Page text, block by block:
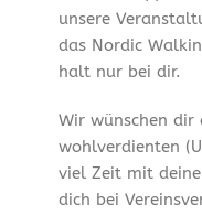
unsere
das Nordic
halt nur bei dir.
Wir wünschen dir
wohlverdienten
viel Zeit mit
dich bei